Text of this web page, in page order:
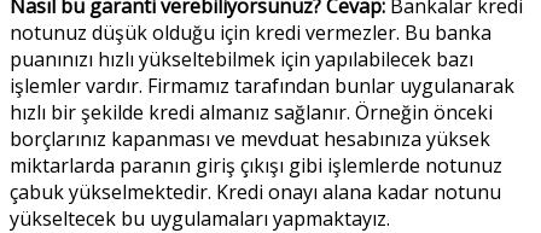
Nasıl bu garanti verebiliyorsunuz?Cevap: Bankalar kredi
notunuz düşük olduğu için kredi vermezler. Bu banka
puanınızı hızlı yükseltebilmek için yapılabilecek bazı
işlemler vardır. Firmamız tarafından bunlar uygulanarak
hızlı bir şekilde kredi almanız sağlanır. Örneğin önceki
borçlarınız kapanması ve mevduat hesabınıza yüksek
miktarlarda paranın giriş çıkışı gibi işlemlerde notunuz
çabuk yükselmektedir. Kredi onayı alana kadar notunu
yükseltecek bu uygulamaları yapmaktayız.